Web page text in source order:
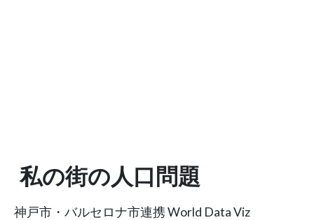
私の街の人口問題
神戸市・バルセロナ市連携 World Data Viz